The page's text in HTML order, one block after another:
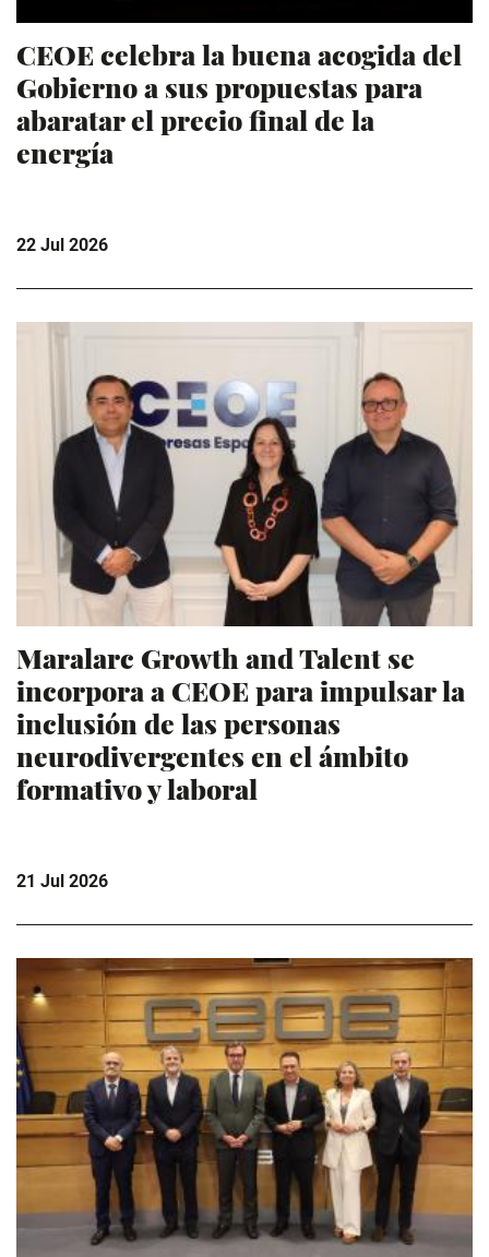
CEOE celebra la buena acogida del
Gobierno a sus propuestas para
abaratar el precio final de la
energía
22 Jul 2026
Maralarc Growth and Talent se
incorpora a CEOE para impulsar la
inclusión de las personas
neurodivergentes en el ámbito
formativo y laboral
21 Jul 2026